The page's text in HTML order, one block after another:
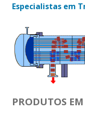
Especialistas em
PRODUTOS